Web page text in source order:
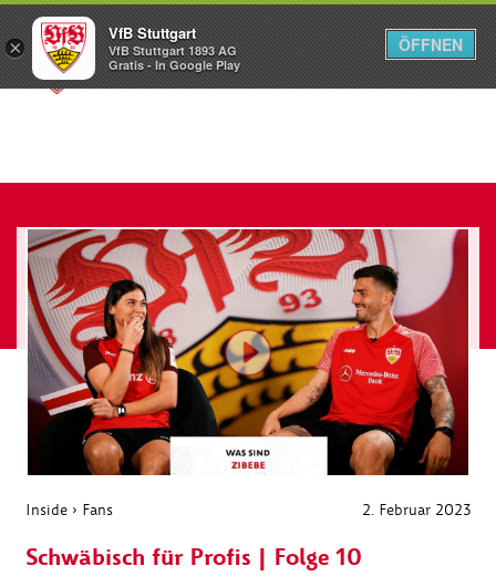
Menü
Inside › Fans 2. Februar 2023
Schwäbisch für Profis | Folge 10
×
VfB Stuttgart
VfB Stuttgart 1893 AG
Gratis - In Google Play
ÖFFNEN